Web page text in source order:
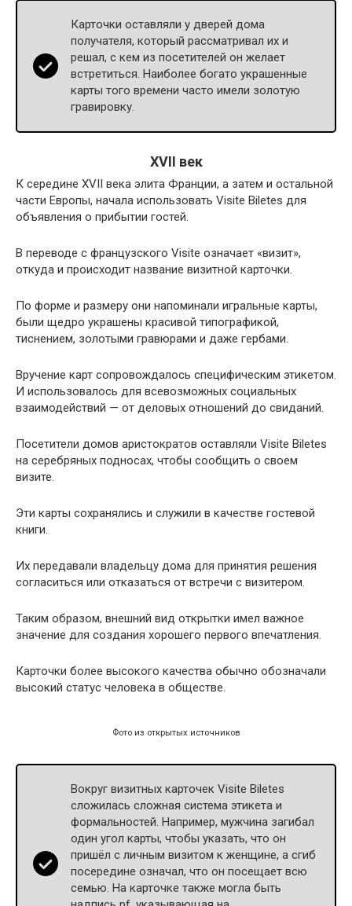
Карточки оставляли у дверей дома
получателя, который рассматривал их и
решал, с кем из посетителей он желает
встретиться. Наиболее богато украшенные
карты того времени часто имели золотую
гравировку.
XVII век
К середине XVII века элита Франции, а затем и остальной
части Европы, начала использовать Visite Biletes для
объявления о прибытии гостей.
В переводе с французского Visite означает «визит»,
откуда и происходит название визитной карточки.
По форме и размеру они напоминали игральные карты,
были щедро украшены красивой типографикой,
тиснением, золотыми гравюрами и даже гербами.
Вручение карт сопровождалось специфическим этикетом.
И использовалось для всевозможных социальных
взаимодействий — от деловых отношений до свиданий.
Посетители домов аристократов оставляли Visite Biletes
на серебряных подносах, чтобы сообщить о своем
визите.
Эти карты сохранялись и служили в качестве гостевой
книги.
Их передавали владельцу дома для принятия решения
согласиться или отказаться от встречи с визитером.
Таким образом, внешний вид открытки имел важное
значение для создания хорошего первого впечатления.
Карточки более высокого качества обычно обозначали
высокий статус человека в обществе.
Фото из открытых источников
Вокруг визитных карточек Visite Biletes
сложилась сложная система этикета и
формальностей. Например, мужчина загибал
один угол карты, чтобы указать, что он
пришёл с личным визитом к женщине, а сгиб
посередине означал, что он посещает всю
семью. На карточке также могла быть